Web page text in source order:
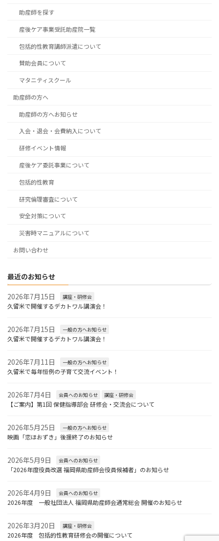
助産師を探す
産後ケア事業受託助産院一覧
包括的性教育講師派遣について
賛助会員について
マタニティスクール
助産師の方へ
助産師の方へお知らせ
入会・退会・会費納入について
研修イベント情報
産後ケア委託事業について
包括的性教育
研究倫理審査について
安全対策について
災害時マニュアルについて
お問い合わせ
最近のお知らせ
2026年7月15日 講座・研修会
久留米で開催するデカトワル講演会！
2026年7月15日 一般の方へお知らせ
久留米で開催するデカトワル講演会！
2026年7月11日 一般の方へお知らせ
久留米で毎年恒例の子育て交流イベント！
2026年7月4日 会員へのお知らせ 講座・研修会
【ご案内】第1回 保健指導部会 研修会・交流会について
2026年5月25日 一般の方へお知らせ
映画「恋ほおずき」後援終了のお知らせ
2026年5月9日 会員へのお知らせ
「2026年度役員改選 福岡県助産師会役員候補者」のお知らせ
2026年4月9日 会員へのお知らせ
2026年度 一般社団法人 福岡県助産師会通常総会 開催のお知らせ
2026年3月20日 講座・研修会
2026年度 包括的性教育研修会の開催について